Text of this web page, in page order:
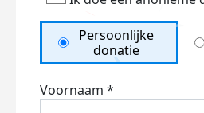
Persoonlijke
donatie
Voornaam *